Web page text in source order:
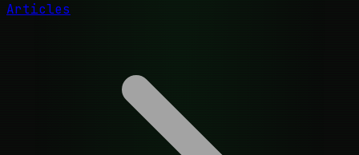
Articles